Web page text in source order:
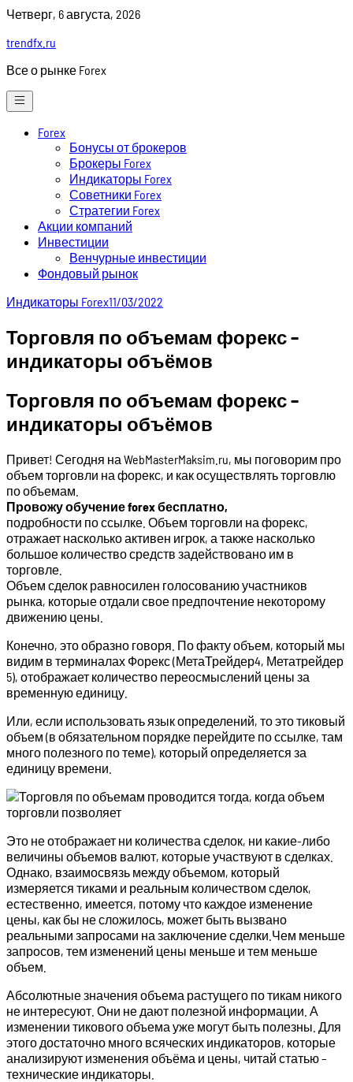
Skip
content
Четверг, 6 августа, 2026
trendfx.ru
Все о рынке Forex
Forex
Бонусы от брокеров
Брокеры Forex
Индикаторы Forex
Советники Forex
Стратегии Forex
Акции компаний
Инвестиции
Венчурные инвестиции
Фондовый рынок
Индикаторы Forex11/03/2022
Торговля по объемам форекс –
индикаторы объёмов
Торговля по объемам форекс –
индикаторы объёмов
Привет! Сегодня на WebMasterMaksim.ru, мы поговорим про
объем торговли на форекс, и как осуществлять торговлю
по объемам.
Провожу обучение forex бесплатно,
подробности по ссылке. Объем торговли на форекс,
отражает насколько активен игрок, а также насколько
большое количество средств задействовано им в
торговле.
Объем сделок равносилен голосованию участников
рынка, которые отдали свое предпочтение некоторому
движению цены.
Конечно, это образно говоря. По факту объем, который мы
видим в терминалах Форекс (МетаТрейдер4, Метатрейдер
5), отображает количество переосмыслений цены за
временную единицу.
Или, если использовать язык определений, то это тиковый
объем (в обязательном порядке перейдите по ссылке, там
много полезного по теме), который определяется за
единицу времени.
Это не отображает ни количества сделок, ни какие-либо
величины объемов валют, которые участвуют в сделках.
Однако, взаимосвязь между объемом, который
измеряется тиками и реальным количеством сделок,
естественно, имеется, потому что каждое изменение
цены, как бы не сложилось, может быть вызвано
реальными запросами на заключение сделки.Чем меньше
запросов, тем изменений цены меньше и тем меньше
объем.
Абсолютные значения объема растущего по тикам никого
не интересуют. Они не дают полезной информации. А
изменении тикового объема уже могут быть полезны. Для
этого достаточно много всяческих индикаторов, которые
анализируют изменения объёма и цены, читай статью –
технические индикаторы.